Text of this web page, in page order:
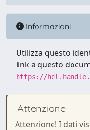
Informazioni
Utilizza questo
link a questo
https://
Attenzione
Attenzione! I dati